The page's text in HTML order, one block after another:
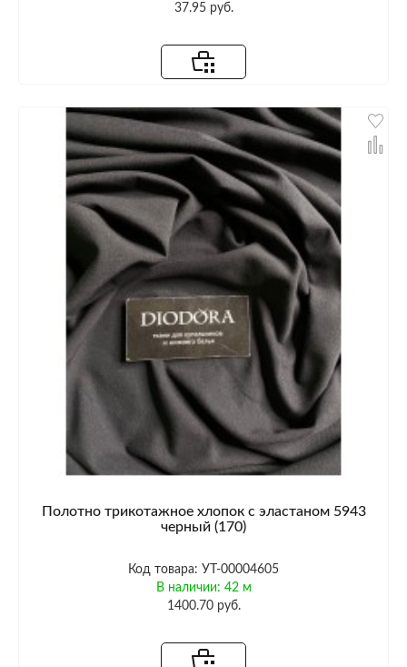
37.95 руб.
Полотно трикотажное хлопок с эластаном 5943
черный (170)
Код товара: УТ-00004605
В наличии: 42 м
1400.70 руб.